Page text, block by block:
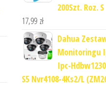
200Szt. Roz. S
17,99 zł
Dahua
Monitoringu
Ipc-
S5 Nvr4108-4Ks2/L